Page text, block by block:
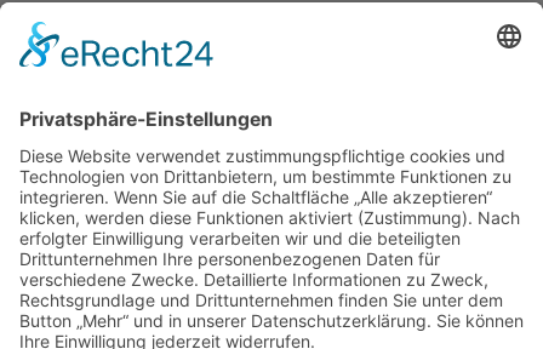
Für Westerngitarre
Für andere Zupfinstrumente
Für Zither
Für Mandoline
Für Mandola
Für Banjo
Für Aoud
Für Balalaika
Für Domra
Für Bouzouki
Für Ukulele